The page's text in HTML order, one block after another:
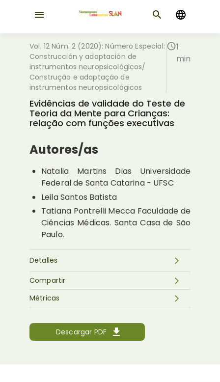
Vol. 12 Núm. 2 (2020): Número Especial:
Construcción y adaptación de
instrumentos neuropsicológicos/
Construção e adaptação de
instrumentos neuropsicológicos
1
min
Evidências de validade do Teste de
Teoria da Mente para Crianças:
relação com funções executivas
Autores/as
Natalia Martins Dias Universidade
Federal de Santa Catarina - UFSC
Leila Santos Batista
Tatiana Pontrelli Mecca Faculdade de
Ciências Médicas. Santa Casa de São
Paulo.
Detalles
Descargar PDF
Métricas
Compartir